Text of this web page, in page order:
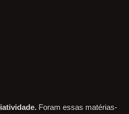
Foram essas matérias-